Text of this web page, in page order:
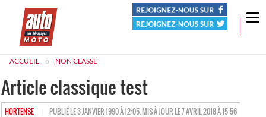
ACCUEIL NON CLASSÉ
Article classique test
HORTENSE HTTPS://WWW.LESDERAPAGES.COM/AUTHOR/HORTENSE
PUBLIÉ LE 3 JANVIER 1990 À 12:05. MIS À JOUR LE 7 AVRIL 2018 À 15:56